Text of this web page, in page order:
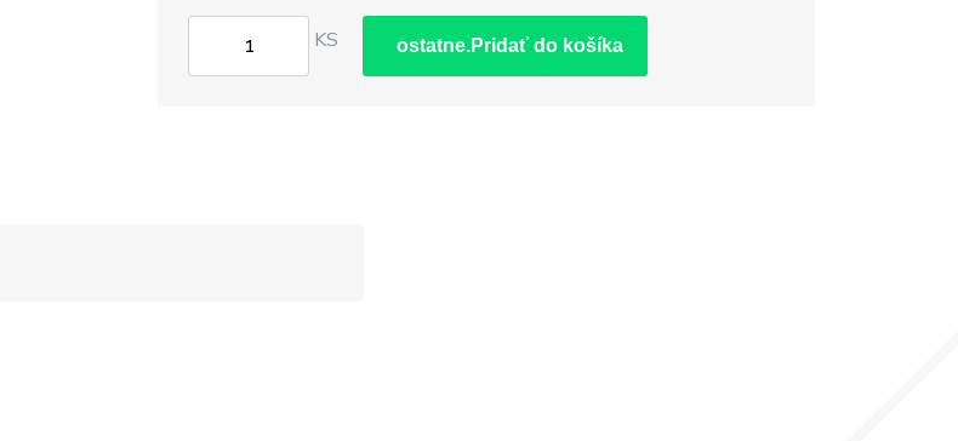
KS ostatne.Pridať do košíka